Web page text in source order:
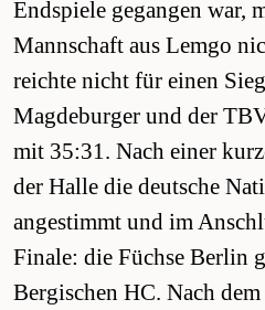
Endspiele gegangen war,
Mannschaft aus Lemgo
reichte nicht für einen
Magdeburger und der
mit 35:31. Nach einer
der Halle die deutsche
angestimmt und im
Finale: die Füchse Berlin
Bergischen HC. Nach